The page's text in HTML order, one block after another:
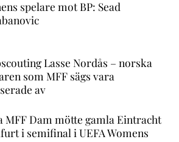
spelare mot BP: Sead
Lasse Nordås – norska
som MFF sägs vara
av
MFF Dam mötte gamla Eintracht
i semifinal i UEFA Womens